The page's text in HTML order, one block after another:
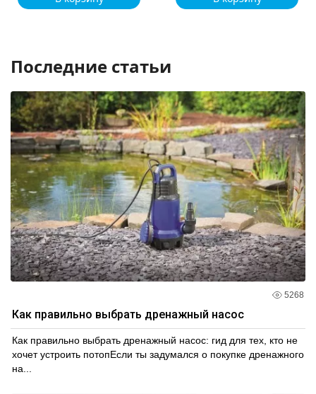
Последние статьи
5268
Как правильно выбрать дренажный насос
Как правильно выбрать дренажный насос: гид для тех, кто не
хочет устроить потопЕсли ты задумался о покупке дренажного
на...